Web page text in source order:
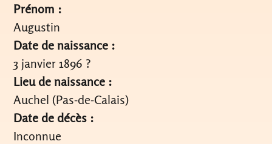
Prénom :
Augustin
Date de naissance :
3 janvier 1896 ?
Lieu de naissance :
Auchel (Pas-de-Calais)
Date de décès :
Inconnue